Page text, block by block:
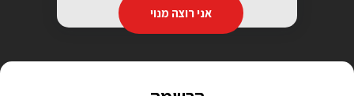
אני רוצה מנוי